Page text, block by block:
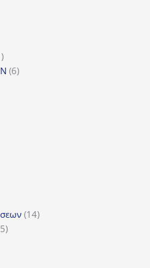
1
προϊόν
66
1414
55